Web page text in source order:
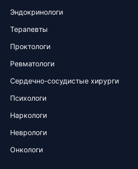
Эндокринологи
Терапевты
Проктологи
Ревматологи
Сердечно-сосудистые хирурги
Психологи
Наркологи
Неврологи
Онкологи